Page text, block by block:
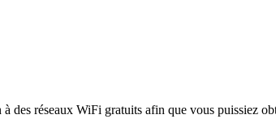
réseaux WiFi gratuits afin que vous puissiez